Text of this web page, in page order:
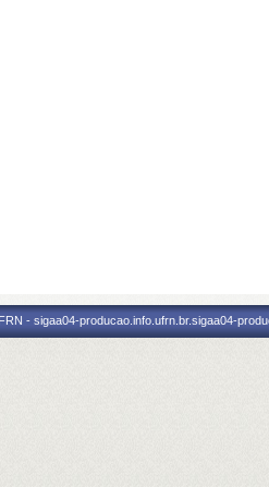
- sigaa04-producao.info.ufrn.br.sigaa04-